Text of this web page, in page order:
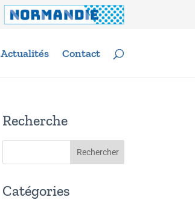
Actualités Contact
Recherche
Catégories